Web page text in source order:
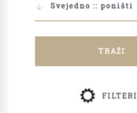
Svejedno :: poništi
TRAŽI
FILTERI